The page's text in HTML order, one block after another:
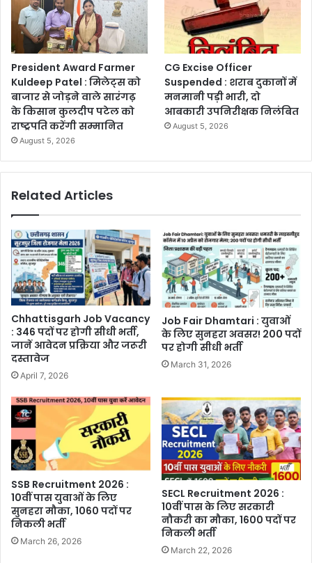
President Award Farmer
Kuldeep Patel : मिलेट्स को
बाजार से जोड़ने वाले सारंगढ़
के किसान कुलदीप पटेल को
राष्ट्रपति करेंगी सम्मानित
August 5, 2026
CG Excise Officer
Suspended : शराब दुकानों में
मनमानी पड़ी भारी, दो
आबकारी उपनिरीक्षक निलंबित
August 5, 2026
Related Articles
Chhattisgarh Job Vacancy
: 346 पदों पर होगी सीधी भर्ती,
जानें आवेदन प्रक्रिया और जरूरी
दस्तावेज
April 7, 2026
Job Fair Dhamtari : युवाओं
के लिए सुनहरा अवसर! 200 पदों
पर होगी सीधी भर्ती
March 31, 2026
SSB Recruitment 2026 :
10वीं पास युवाओं के लिए
सुनहरा मौका, 1060 पदों पर
निकली भर्ती
March 26, 2026
SECL Recruitment 2026 :
10वीं पास के लिए सरकारी
नौकरी का मौका, 1600 पदों पर
निकली भर्ती
March 22, 2026